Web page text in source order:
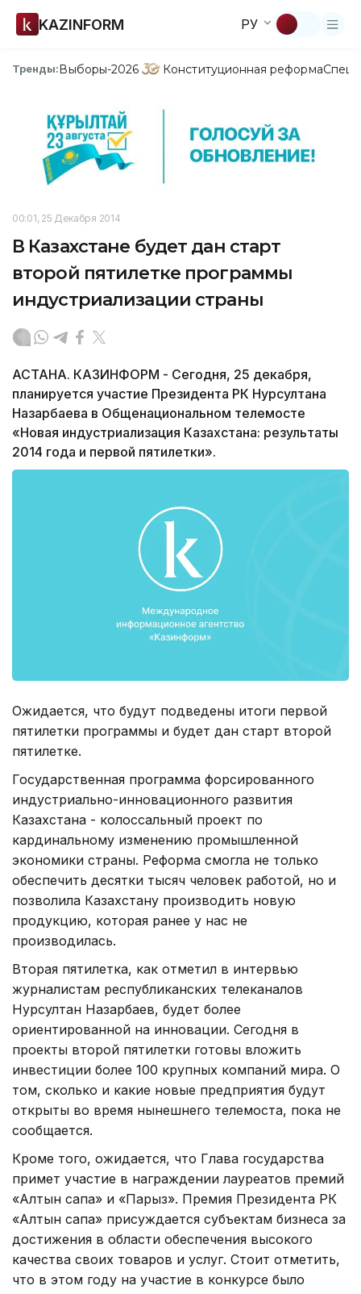
KAZINFORM РУ
Тренды:Выборы-2026 Конституционная реформа
00:01, 25 Декабря 2014
В Казахстане будет дан старт
второй пятилетке программы
индустриализации страны
АСТАНА. КАЗИНФОРМ - Сегодня, 25 декабря,
планируется участие Президента РК Нурсултана
Назарбаева в Общенациональном телемосте
«Новая индустриализация Казахстана: результаты
2014 года и первой пятилетки».
Ожидается, что будут подведены итоги первой
пятилетки программы и будет дан старт второй
пятилетке.
Государственная программа форсированного
индустриально-инновационного развития
Казахстана - колоссальный проект по
кардинальному изменению промышленной
экономики страны. Реформа смогла не только
обеспечить десятки тысяч человек работой, но и
позволила Казахстану производить новую
продукцию, которая ранее у нас не
производилась.
Вторая пятилетка, как отметил в интервью
журналистам республиканских телеканалов
Нурсултан Назарбаев, будет более
ориентированной на инновации. Сегодня в
проекты второй пятилетки готовы вложить
инвестиции более 100 крупных компаний мира. О
том, сколько и какие новые предприятия будут
открыты во время нынешнего телемоста, пока не
сообщается.
Кроме того, ожидается, что Глава государства
примет участие в награждении лауреатов премий
«Алтын сапа» и «Парыз». Премия Президента РК
«Алтын сапа» присуждается субъектам бизнеса за
достижения в области обеспечения высокого
качества своих товаров и услуг. Стоит отметить,
что в этом году на участие в конкурсе было